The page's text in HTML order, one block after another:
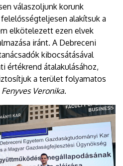
válaszoljunk korunk
alakítsuk a
elkötelezett ezen elvek
iránt. A Debreceni
kibocsátásával
értékrend átalakulásához,
a terület folyamatos
Fenyves Veronika.